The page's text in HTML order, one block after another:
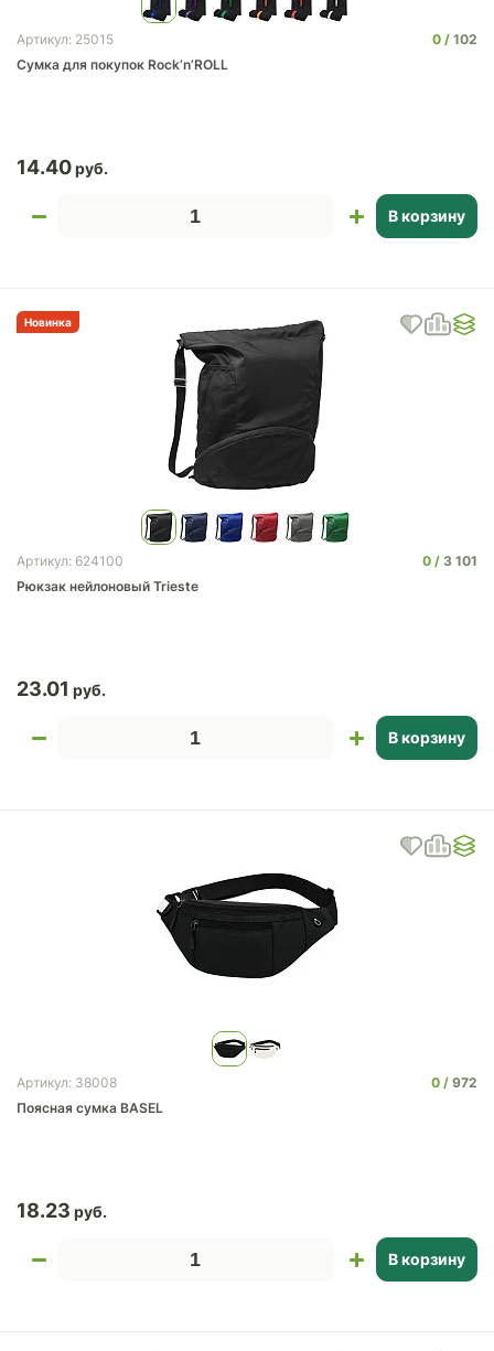
Артикул: 25015 0
102
Сумка для покупок Rock’n’ROLL
14.40
В корзину
Новинка
Артикул: 624100 0
3 101
Рюкзак нейлоновый Trieste
23.01
В корзину
Артикул: 38008 0
972
Поясная сумка BASEL
18.23
В корзину